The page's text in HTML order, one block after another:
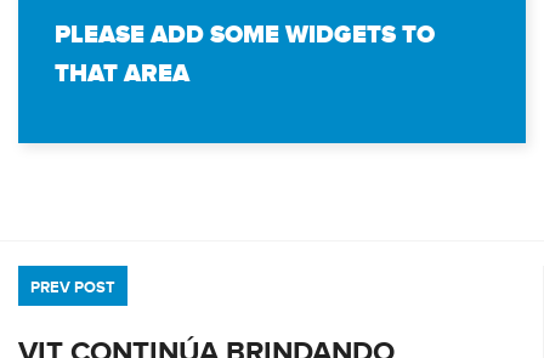
PLEASE ADD SOME WIDGETS TO
THAT AREA
PREV POST